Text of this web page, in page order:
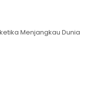
Menjangkau Dunia